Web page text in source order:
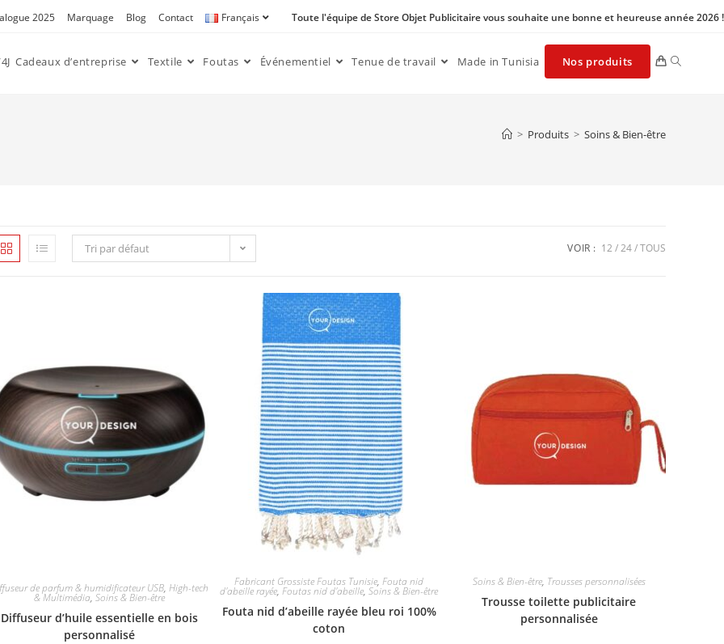
2025 Marquage Blog Contact Français Toute l'équipe de Store Objet Publicitaire vous souhaite une bonne et heureuse année 2026 !
Cadeaux d’entreprise Textile Foutas Événementiel Tenue de travail Made in Tunisia Nos produits
> Produits > Soins & Bien-être
Tri par défaut VOIR : 12 24 TOUS
de parfum & humidificateur USB,High-tech
& Multimédia,Soins & Bien-être
Diffuseur d’huile essentielle en bois
personnalisé
Fabricant Grossiste Foutas Tunisie,Fouta nid
d'abeille rayée,Foutas nid d'abeille,Soins & Bien-être
Fouta nid d’abeille rayée bleu roi 100%
coton
Soins & Bien-être, Trousses personnalisées
Trousse toilette publicitaire
personnalisée